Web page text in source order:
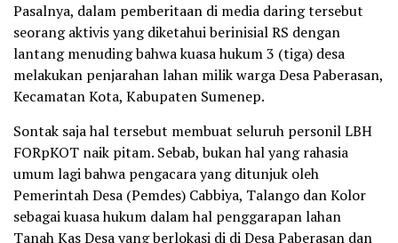
Pasalnya, dalam pemberitaan di media daring tersebut
seorang aktivis yang diketahui berinisial RS dengan
lantang menuding bahwa kuasa hukum 3 (tiga) desa
melakukan penjarahan lahan milik warga Desa Paberasan,
Kecamatan Kota, Kabupaten Sumenep.
Sontak saja hal tersebut membuat seluruh personil LBH
FORpKOT naik pitam. Sebab, bukan hal yang rahasia
umum lagi bahwa pengacara yang ditunjuk oleh
Pemerintah Desa (Pemdes) Cabbiya, Talango dan Kolor
sebagai kuasa hukum dalam hal penggarapan lahan
Tanah Kas Desa yang berlokasi di di Desa Paberasan dan